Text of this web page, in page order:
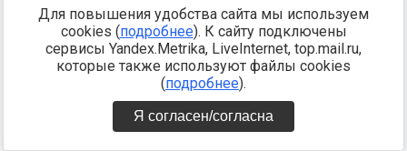
Для повышения удобства сайта мы используем
cookies (подробнее). К сайту подключены
сервисы Yandex.Metrika, LiveInternet, top.mail.ru,
которые также используют файлы cookies
(подробнее).
Я согласен/согласна